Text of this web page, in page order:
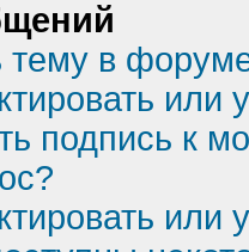
тему в
или
подпись к
или